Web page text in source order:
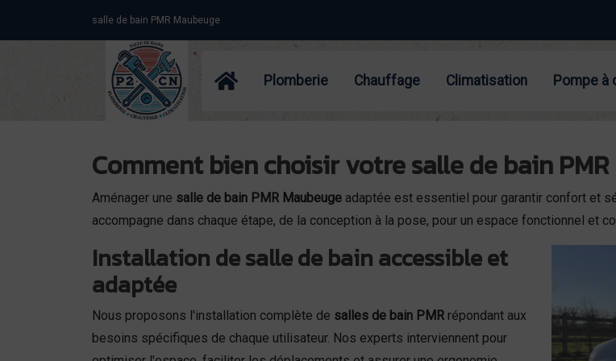
salle de bain PMR Maubeuge
Plomberie Chauffage Climatisation Pompe à
Comment bien choisir votre salle de bain
Aménager une salle de bain PMR Maubeuge adaptée est essentiel pour garantir confort et
accompagne dans chaque étape, de la conception à la pose, pour un espace fonctionnel et
Installation de salle de bain accessible et
adaptée
Nous proposons l'installation complète de salles de bain PMR répondant aux
besoins spécifiques de chaque utilisateur. Nos experts interviennent pour